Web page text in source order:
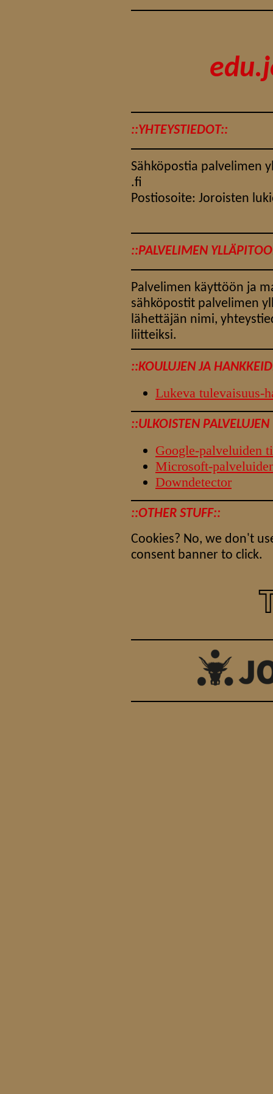
::YHTEYSTIEDOT::
Sähköpostia palvelimen
.fi
Postiosoite: Joroisten
::PALVELIMEN
Palvelimen käyttöön ja
sähköpostit palvelimen
lähettäjän nimi,
liitteiksi.
::KOULUJEN JA
Lukeva tulevaisuus-
::ULKOISTEN
Google-palveluiden
Microsoft-
Downdetector
::OTHER STUFF::
Cookies? No, we don't
consent banner to click.